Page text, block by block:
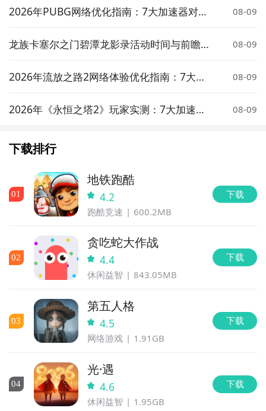
2026年PUBG网络优化指南：7大加速器对比
08-09
龙族卡塞尔之门碧潭龙影录活动时间与前瞻介
08-09
2026年流放之路2网络体验优化指南：7大加
08-09
2026年《永恒之塔2》玩家实测：7大加速器
08-09
下载排行
01
地铁跑酷
4.2
跑酷竞速 600.2MB
下载
02
贪吃蛇大作战
4.4
休闲益智 843.05MB
下载
03
第五人格
4.5
网络游戏 1.91GB
下载
04
光·遇
4.6
休闲益智 1.95GB
下载